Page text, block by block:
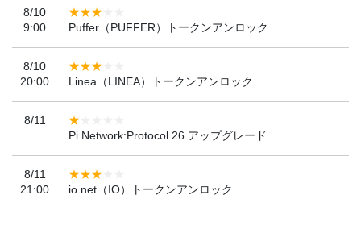
8/10
9:00
Puffer（PUFFER）トークンアンロック
8/10
20:00
Linea（LINEA）トークンアンロック
8/11
Pi Network:Protocol 26 アップグレード
8/11
21:00
io.net（IO）トークンアンロック